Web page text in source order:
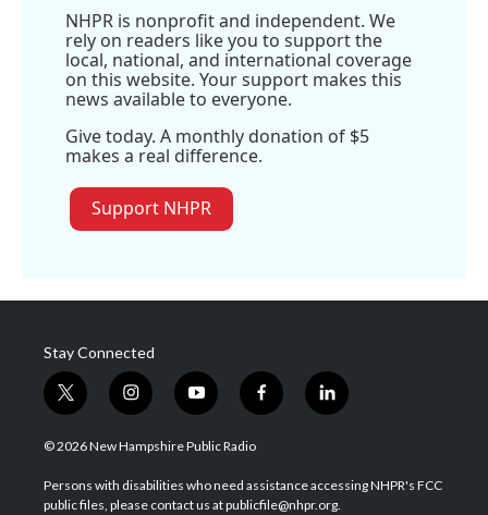
NHPR is nonprofit and independent. We
rely on readers like you to support the
local, national, and international coverage
on this website. Your support makes this
news available to everyone.
Give today. A monthly donation of $5
makes a real difference.
Support NHPR
Stay Connected
t
w
i
t
e
i
n
s
a
g
y
o
u
u
b
f
a
b
o
l
i
e
d
© 2026 New Hampshire Public Radio
Persons with disabilities who need assistance accessing NHPR's FCC
public files, please contact us at publicfile@nhpr.org.